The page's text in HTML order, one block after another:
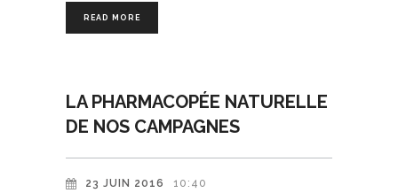
READ MORE
LA PHARMACOPÉE NATURELLE
DE NOS CAMPAGNES
23 JUIN 2016
10:40